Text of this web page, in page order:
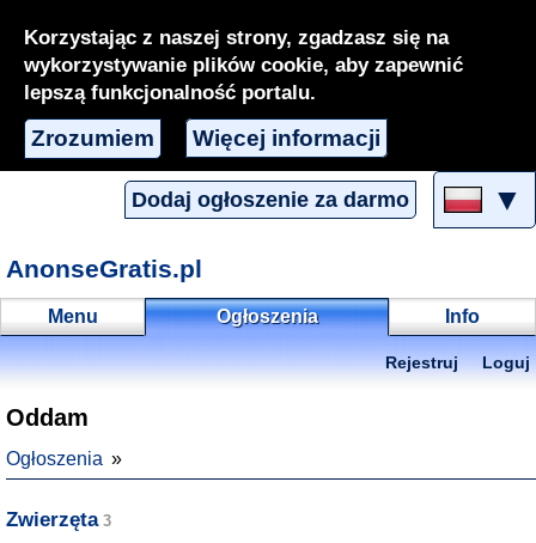
Korzystając z naszej strony, zgadzasz się na
wykorzystywanie plików cookie, aby zapewnić
lepszą funkcjonalność portalu.
Zrozumiem Więcej informacji
Dodaj ogłoszenie za darmo ▼
AnonseGratis.pl
Menu Ogłoszenia Info
Rejestruj Loguj
Oddam
Ogłoszenia
Zwierzęta